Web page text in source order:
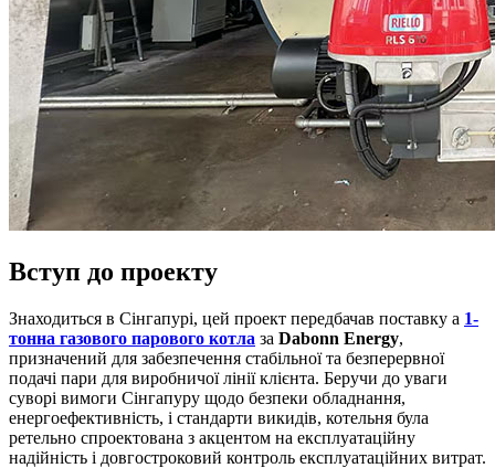
Вступ до проекту
Знаходиться в Сінгапурі, цей проект передбачав поставку a 1-
тонна газового парового котла за Dabonn Energy,
призначений для забезпечення стабільної та безперервної
подачі пари для виробничої лінії клієнта. Беручи до уваги
суворі вимоги Сінгапуру щодо безпеки обладнання,
енергоефективність, і стандарти викидів, котельня була
ретельно спроектована з акцентом на експлуатаційну
надійність і довгостроковий контроль експлуатаційних витрат.